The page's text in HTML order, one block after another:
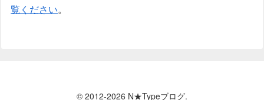
覧ください。
© 2012-2026 N★Typeブログ.